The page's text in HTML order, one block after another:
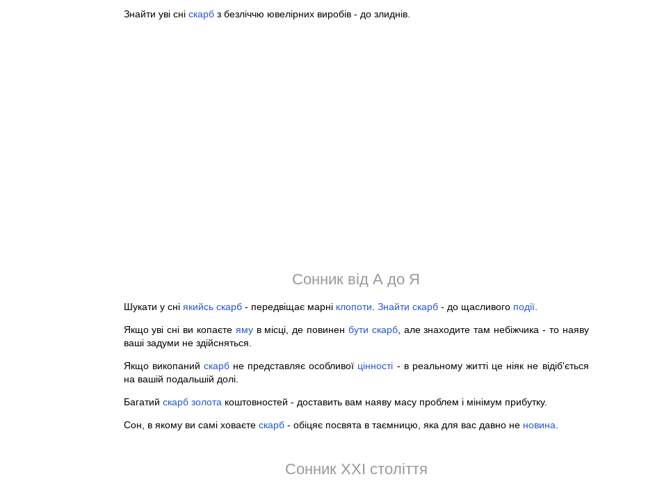
Знайти уві сні скарбз безліччю ювелірних виробів - до злиднів.
Сонник від А до Я
Шукати у сні якийсь скарб- передвіщає марні клопоти Знайти скарб- до щасливого події.
Якщо уві сні ви копаєте ямув місці, де повинен бути скарб, але знаходите там небіжчика - то наяву
ваші задуми не здійсняться.
Якщо викопаний скарбне представляє особливої цінності - в реальному житті це ніяк не відіб'ється
на вашій подальшій долі.
Багатий скарб золота коштовностей - доставить вам наяву масу проблем і мінімум прибутку.
Сон, в якому ви самі ховаєте скарб- обіцяє посвята в таємницю, яка для вас давно не новина
Сонник XXI століття